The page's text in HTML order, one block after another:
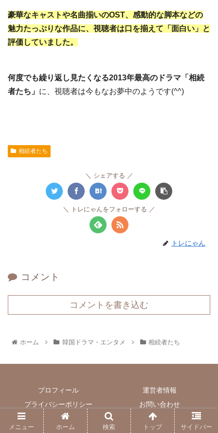
豪華なキャストや名曲揃いのOST、感動的な脚本などの
魅力たっぷりな作品に、視聴者は口を揃えて「面白い」と
評価していました。
何度でも繰り返し見たくなる2013年最高のドラマ「相続
者たち」 に、視聴者は今もなお夢中のようです(^^)
相続者たち
シェアする
トレにゃんをフォローする
トレにゃん
コメント
コメントを書き込む
ホーム 韓国ドラマ・エンタメ 相続者たち
プロフィール
運営者情報
プライバシーポリシー
お問い合わせ
© 2020 トレンド日和.
メニュー ホーム 検索 トップ サイドバー